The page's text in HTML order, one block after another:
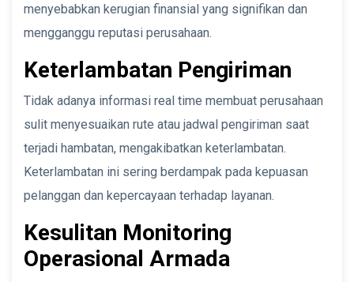
menyebabkan kerugian finansial yang signifikan dan
mengganggu reputasi perusahaan.
Keterlambatan Pengiriman
Tidak adanya informasi real time membuat perusahaan
sulit menyesuaikan rute atau jadwal pengiriman saat
terjadi hambatan, mengakibatkan keterlambatan.
Keterlambatan ini sering berdampak pada kepuasan
pelanggan dan kepercayaan terhadap layanan.
Kesulitan Monitoring
Operasional Armada